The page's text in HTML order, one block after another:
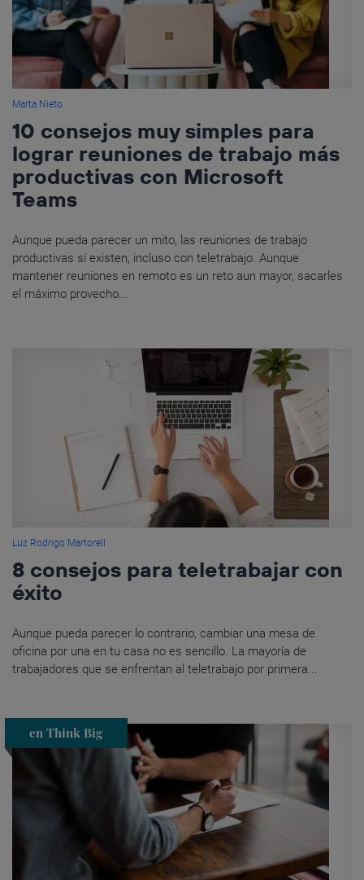
Marta Nieto
10 consejos muy simples para
lograr reuniones de trabajo más
productivas con Microsoft
Teams
Aunque pueda parecer un mito, las reuniones de trabajo
productivas sí existen, incluso con teletrabajo. Aunque
mantener reuniones en remoto es un reto aun mayor, sacarles
el máximo provecho...
Luz Rodrigo Martorell
8 consejos para teletrabajar con
éxito
Aunque pueda parecer lo contrario, cambiar una mesa de
oficina por una en tu casa no es sencillo. La mayoría de
trabajadores que se enfrentan al teletrabajo por primera...
en Think Big